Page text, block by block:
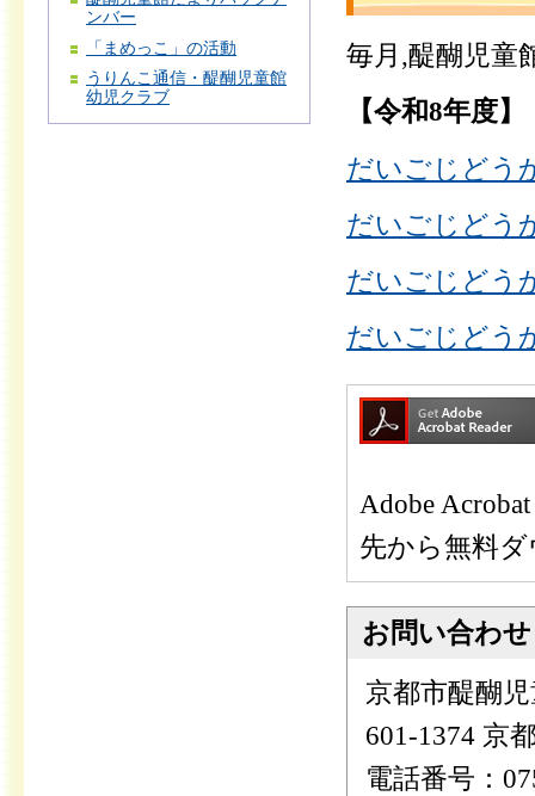
ンバー
「まめっこ」の活動
うりんこ通信・醍醐児童館
幼児クラブ
毎月,醍醐児童
【令和8年度】
だいごじどう
だいごじどう
だいごじどう
だいごじどう
Adobe
先から無料
お問い合わせ
京都市醍醐
601-1374 京
電話番号：